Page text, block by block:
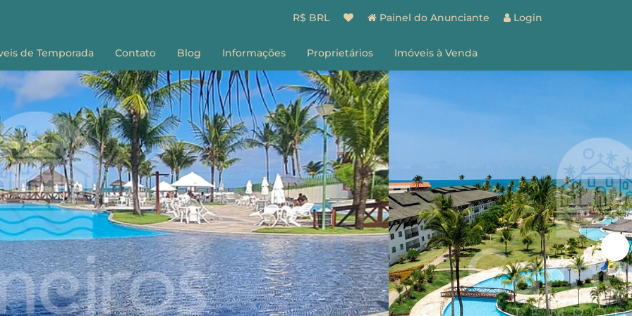
R$ BRL Painel do Anunciante Login
de Temporada Contato Blog Informações
Sobre nós
Como Reservar
Perguntas Frequentes
Termos e Condições
Proprietários
Espaço do Proprietário
Gestão de Imóveis
Vantagens
Como Funciona
Fale Conosco
Imóveis à Venda